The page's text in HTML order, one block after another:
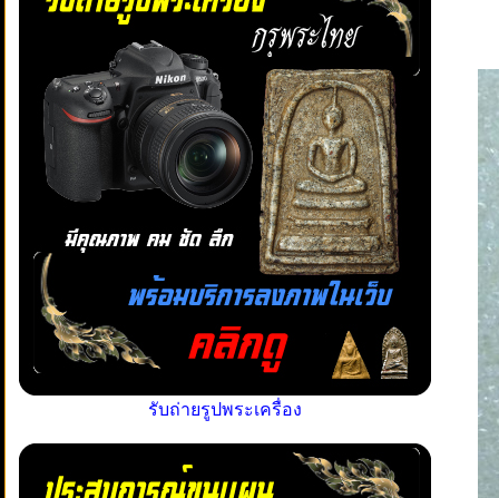
รับถ่ายรูปพระเครื่อง